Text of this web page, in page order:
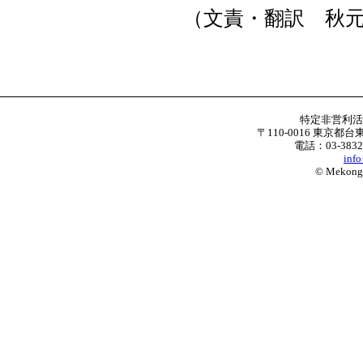
（文責・翻訳 秋
特定非営利
〒110-0016 東京都台
電話：03-
info
© Mekong